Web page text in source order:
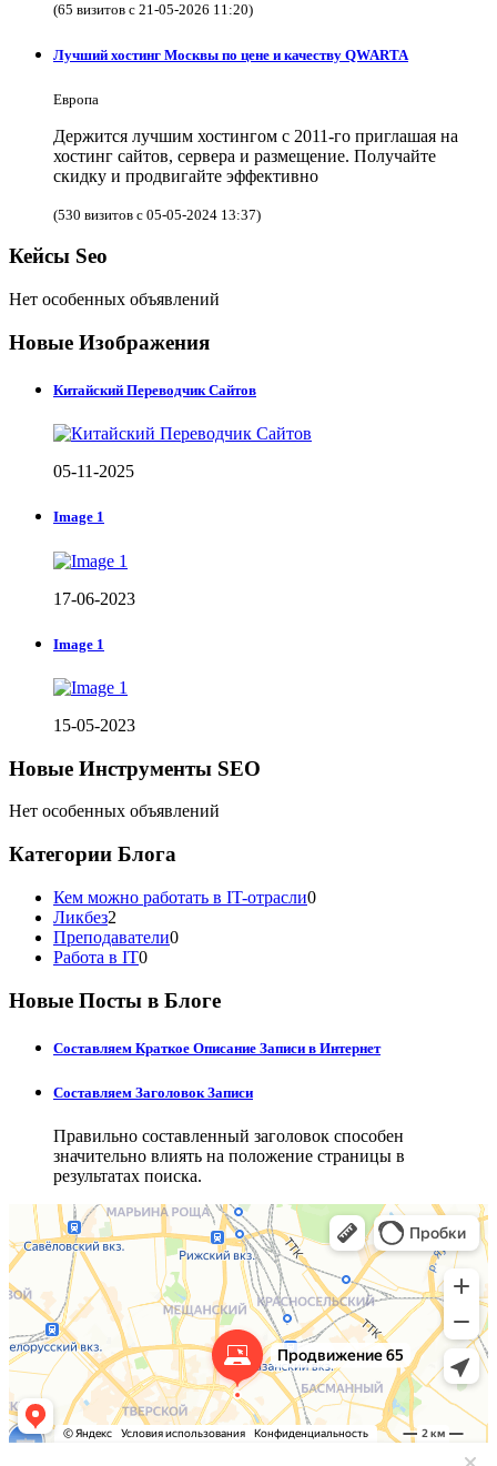
(65 визитов с 21-05-2026 11:20)
Лучший хостинг Москвы по цене и качеству QWARTA
Европа
Держится лучшим хостингом с 2011-го приглашая на
хостинг сайтов, сервера и размещение. Получайте
скидку и продвигайте эффективно
(530 визитов с 05-05-2024 13:37)
Кейсы Seo
Нет особенных объявлений
Новые Изображения
Китайский Переводчик Сайтов
05-11-2025
Image 1
17-06-2023
Image 1
15-05-2023
Новые Инструменты SEO
Нет особенных объявлений
Категории Блога
Кем можно работать в IT-отрасли0
Ликбез2
Преподаватели0
Работа в IT0
Новые Посты в Блоге
Составляем Краткое Описание Записи в Интернет
Составляем Заголовок Записи
Правильно составленный заголовок способен
значительно влиять на положение страницы в
результатах поиска.